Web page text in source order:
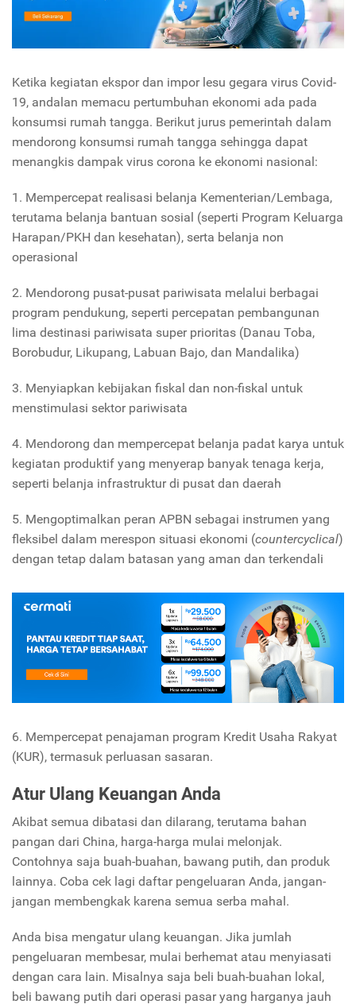
Ketika kegiatan ekspor dan impor lesu gegara virus Covid-
19, andalan memacu pertumbuhan ekonomi ada pada
konsumsi rumah tangga. Berikut jurus pemerintah dalam
mendorong konsumsi rumah tangga sehingga dapat
menangkis dampak virus corona ke ekonomi nasional:
1. Mempercepat realisasi belanja Kementerian/Lembaga,
terutama belanja bantuan sosial (seperti Program Keluarga
Harapan/PKH dan kesehatan), serta belanja non
operasional
2. Mendorong pusat-pusat pariwisata melalui berbagai
program pendukung, seperti percepatan pembangunan
lima destinasi pariwisata super prioritas (Danau Toba,
Borobudur, Likupang, Labuan Bajo, dan Mandalika)
3. Menyiapkan kebijakan fiskal dan non-fiskal untuk
menstimulasi sektor pariwisata
4. Mendorong dan mempercepat belanja padat karya untuk
kegiatan produktif yang menyerap banyak tenaga kerja,
seperti belanja infrastruktur di pusat dan daerah
5. Mengoptimalkan peran APBN sebagai instrumen yang
fleksibel dalam merespon situasi ekonomi (countercyclical)
dengan tetap dalam batasan yang aman dan terkendali
6. Mempercepat penajaman program Kredit Usaha Rakyat
(KUR), termasuk perluasan sasaran.
Atur Ulang Keuangan Anda
Akibat semua dibatasi dan dilarang, terutama bahan
pangan dari China, harga-harga mulai melonjak.
Contohnya saja buah-buahan, bawang putih, dan produk
lainnya. Coba cek lagi daftar pengeluaran Anda, jangan-
jangan membengkak karena semua serba mahal.
Anda bisa mengatur ulang keuangan. Jika jumlah
pengeluaran membesar, mulai berhemat atau menyiasati
dengan cara lain. Misalnya saja beli buah-buahan lokal,
beli bawang putih dari operasi pasar yang harganya jauh